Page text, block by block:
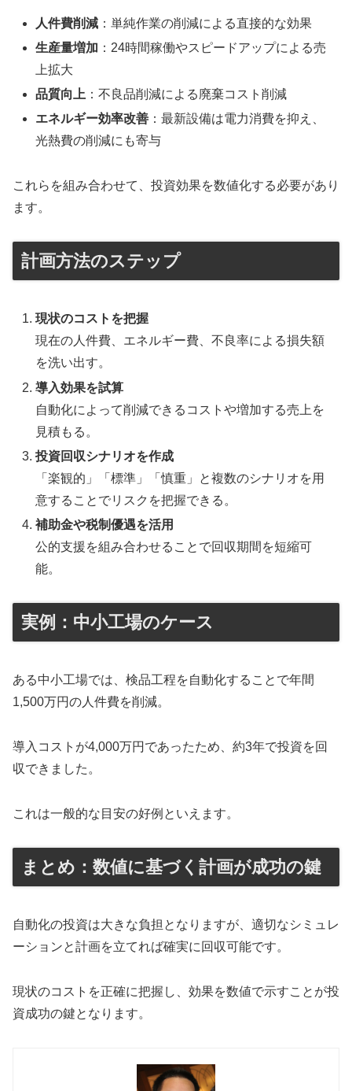
人件費削減 ：単純作業の削減による直接的な効果
生産量増加 ：24時間稼働やスピードアップによる売
上拡大
品質向上 ：不良品削減による廃棄コスト削減
エネルギー効率改善 ：最新設備は電力消費を抑え、
光熱費の削減にも寄与
これらを組み合わせて、投資効果を数値化する必要があり
ます。
計画方法のステップ
現状のコストを把握
現在の人件費、エネルギー費、不良率による損失額
を洗い出す。
導入効果を試算
自動化によって削減できるコストや増加する売上を
見積もる。
投資回収シナリオを作成
「楽観的」「標準」「慎重」と複数のシナリオを用
意することでリスクを把握できる。
補助金や税制優遇を活用
公的支援を組み合わせることで回収期間を短縮可
能。
実例：中小工場のケース
ある中小工場では、検品工程を自動化することで年間
1,500万円の人件費を削減。
導入コストが4,000万円であったため、約3年で投資を回
収できました。
これは一般的な目安の好例といえます。
まとめ：数値に基づく計画が成功の鍵
自動化の投資は大きな負担となりますが、適切なシミュレ
ーションと計画を立てれば確実に回収可能です。
現状のコストを正確に把握し、効果を数値で示すことが投
資成功の鍵となります。